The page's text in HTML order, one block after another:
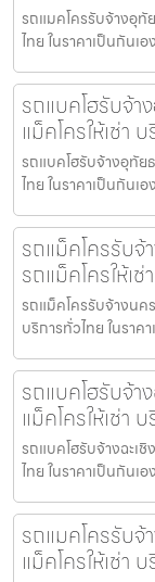
รถแมคโครรับจ้างอุทั
ไทย ในราคาเป็นกัน
รถแบคโฮรับจ้า
แม็คโครให้เช่า
รถแบคโฮรับจ้างอุทัย
ไทย ในราคาเป็นกัน
รถแม็คโครรับจ้
รถแม็คโครให้เ
รถแม็คโครรับจ้างนค
บริการทั่วไทย ในรา
รถแบคโฮรับจ้า
แม็คโครให้เช่า
รถแบคโฮรับจ้างฉะเ
ไทย ในราคาเป็นกัน
รถแมคโครรับจ้
แม็คโครให้เช่า